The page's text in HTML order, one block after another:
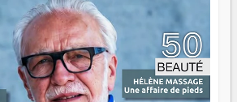
montrer où sont les récifs. Les jeunes
ont l'expérience, comme on dit. Ce
de générations — c'est une question
vos réussites, mais aussi vos échecs.
d'ailleurs — ils enseignent mieux que
À Madagascar, la barque avance.
que tout le monde rame dans le